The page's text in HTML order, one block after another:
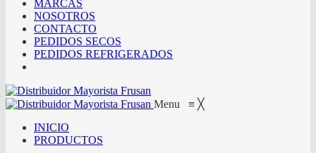
MARCAS
NOSOTROS
CONTACTO
PEDIDOS SECOS
PEDIDOS REFRIGERADOS
Menu ≡ ╳
INICIO
PRODUCTOS